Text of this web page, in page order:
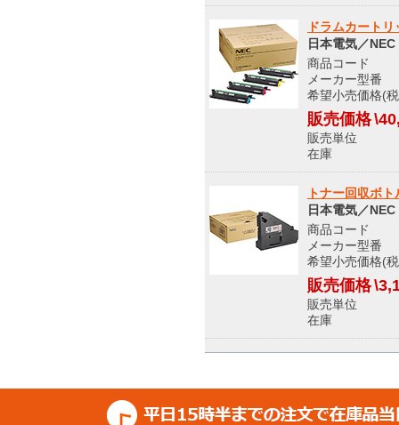
ドラムカート
日本電気／NEC
商品コー
メーカー型
希望小売価格(
販売価格
販売単
在庫 メ
トナー回収ボ
日本電気／NEC
商品コー
メーカー型
希望小売価格(
販売価格
販売単
在庫 メ